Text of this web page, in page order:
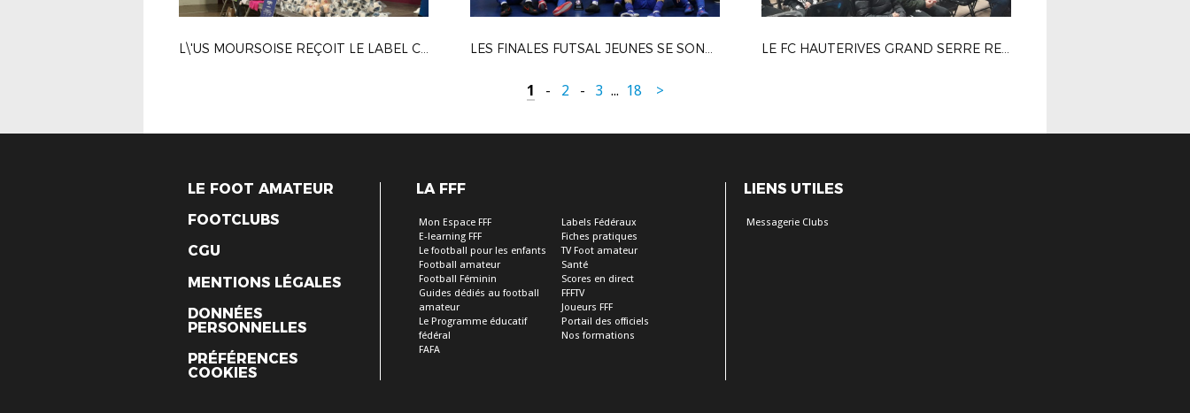
L\'US MOURSOISE REÇOIT LE LABEL CRÉDIT AGRICOLE ESPOIR LES FINALES FUTSAL JEUNES SE SONT DÉROULÉES À BOURG DE PÉAGE LE FC HAUTERIVES GRAND SERRE REÇOIT LES LABELS CRÉDIT AGRICOLE ESPOIR ET BRONZE
1 - 2 - 3 ... 18 >
LE FOOT AMATEUR
FOOTCLUBS
CGU
MENTIONS LÉGALES
DONNÉES
PERSONNELLES
PRÉFÉRENCES
COOKIES
LA FFF
Mon Espace FFF
E-learning FFF
Le football pour les enfants
Football amateur
Football Féminin
Guides dédiés au football
amateur
Le Programme éducatif
fédéral
FAFA
Labels Fédéraux
Fiches pratiques
TV Foot amateur
Santé
Scores en direct
FFFTV
Joueurs FFF
Portail des officiels
Nos formations
LIENS UTILES
Messagerie Clubs